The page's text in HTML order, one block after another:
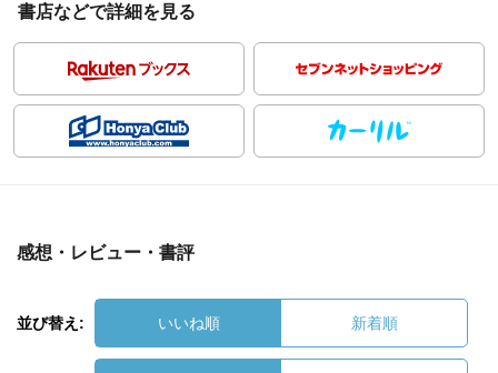
書店などで詳細を見る
感想・レビュー・書評
並び替え: いいね順 新着順